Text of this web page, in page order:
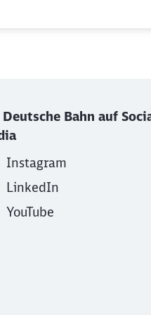
Bahn auf
Instagram
LinkedIn
YouTube